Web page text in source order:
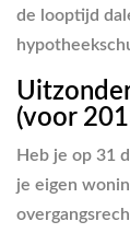
de looptijd
(voor
Heb je op 31
je eigen